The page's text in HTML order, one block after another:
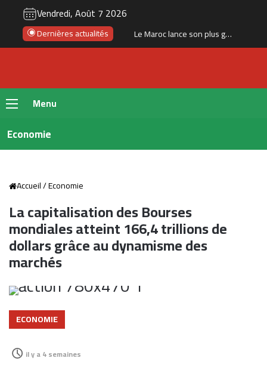
Vendredi, Août 7 2026
Dernières actualités Le Maroc lance son plus grand programme de liaisons aériennes avec Ryanair pour l’hiver 2026
Menu
Economie
Accueil/Economie
La capitalisation des Bourses
mondiales atteint 166,4 trillions de
dollars grâce au dynamisme des
marchés
ECONOMIE
il y a 4 semaines